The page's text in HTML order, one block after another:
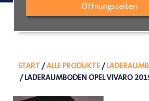
Öffnungszeiten
START/ALLE PRODUKTE/
/ LADERAUMBODEN OPEL VIVARO